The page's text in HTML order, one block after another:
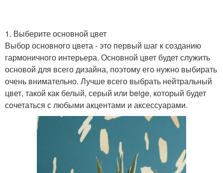
1. Выберите основной цвет
Выбор основного цвета - это первый шаг к созданию
гармоничного интерьера. Основной цвет будет служить
основой для всего дизайна, поэтому его нужно выбирать
очень внимательно. Лучше всего выбрать нейтральный
цвет, такой как белый, серый или beige, который будет
сочетаться с любыми акцентами и аксессуарами.